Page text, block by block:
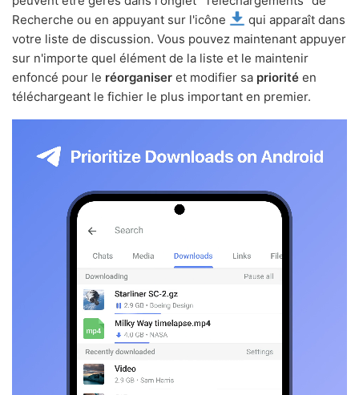
Recherche ou en appuyant sur l'icône
qui apparaît dans
votre liste de discussion. Vous pouvez maintenant appuyer
sur n'importe quel élément de la liste et le maintenir
enfoncé pour le réorganiser et modifier sa priorité en
téléchargeant le fichier le plus important en premier.